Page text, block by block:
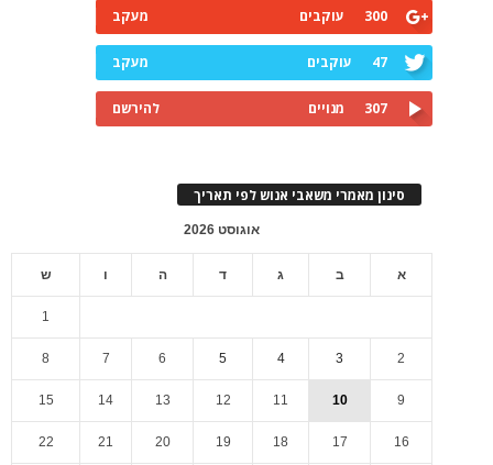
300 עוקבים מעקב
47 עוקבים מעקב
307 מנויים להירשם
סינון מאמרי משאבי אנוש לפי תאריך
אוגוסט 2026
א ב ג ד ה ו ש
1
2
3
4
5
6
7
8
9
10
11
12
13
14
15
16
17
18
19
20
21
22